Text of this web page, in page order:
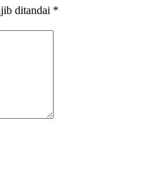
ditandai *